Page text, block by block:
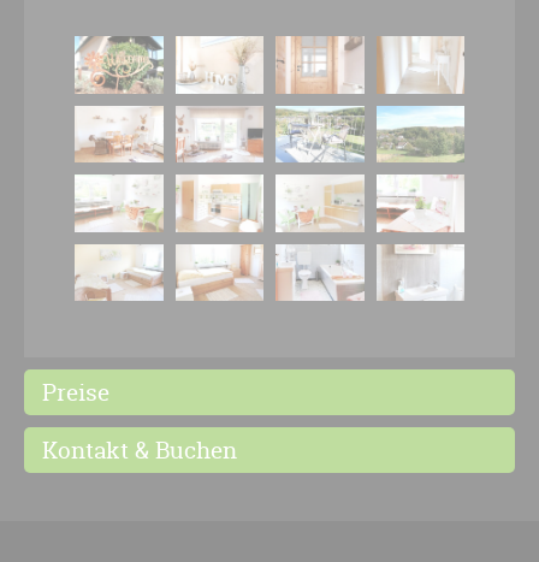
Preise
Kontakt & Buchen